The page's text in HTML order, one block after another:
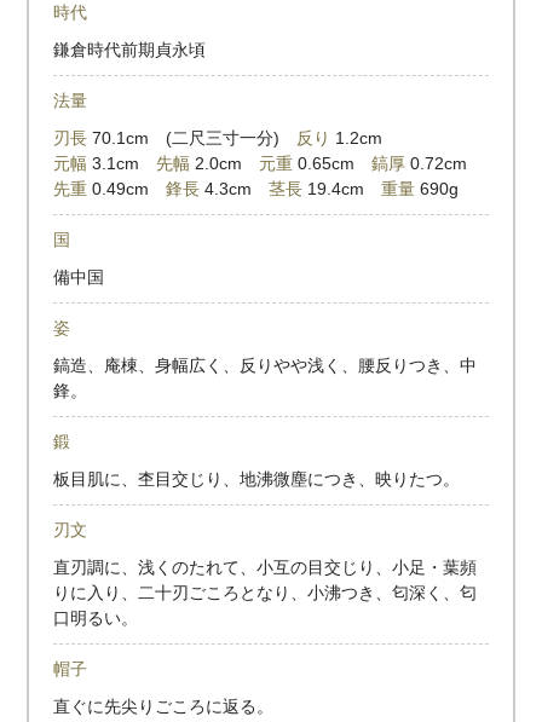
時代
鎌倉時代前期貞永頃
法量
刃長 70.1cm (二尺三寸一分) 反り 1.2cm
元幅 3.1cm 先幅 2.0cm 元重 0.65cm鎬厚 0.72cm
先重 0.49cm鋒長 4.3cm茎長 19.4cm重量 690g
国
備中国
姿
鎬造、庵棟、身幅広く、反りやや浅く、腰反りつき、中
鋒。
鍛
板目肌に、杢目交じり、地沸微塵につき、映りたつ。
刃文
直刃調に、浅くのたれて、小互の目交じり、小足・葉頻
りに入り、二十刃ごころとなり、小沸つき、匂深く、匂
口明るい。
帽子
直ぐに先尖りごころに返る。